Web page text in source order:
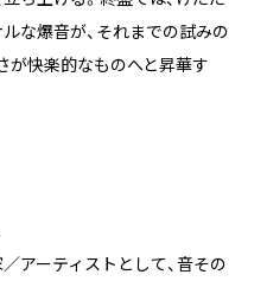
な爆音が、それまでの試みの
が快楽的なものへと昇華す
アーティストとして、音その